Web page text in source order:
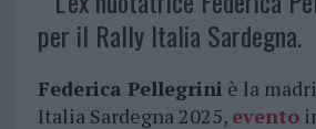
per il Rally Italia Sardegna.
Federica Pellegrini è la
Italia Sardegna 2025, evento